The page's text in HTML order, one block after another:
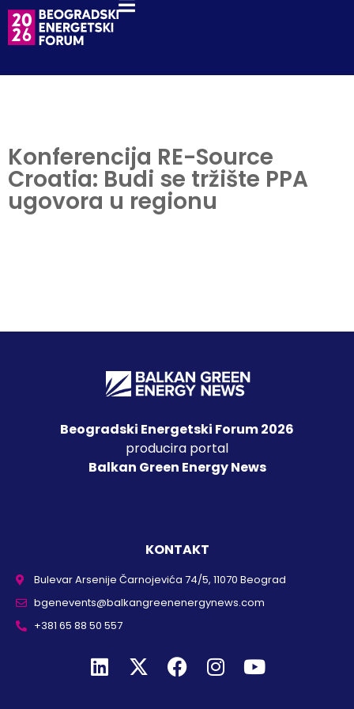
Konferencija RE-Source
Croatia: Budi se tržište PPA
ugovora u regionu
Beogradski Energetski Forum 2026
producira portal
Balkan Green Energy News
KONTAKT
Bulevar Arsenije Čarnojevića 74/5, 11070 Beograd
bgenevents@balkangreenenergynews.com
+381 65 88 50 557